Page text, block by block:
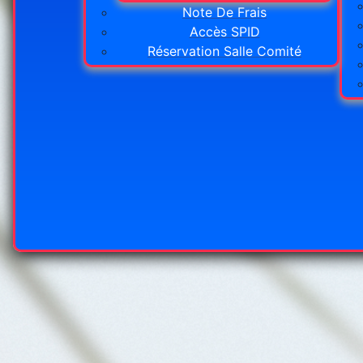
Note De Frais
Accès SPID
Réservation Salle Comité